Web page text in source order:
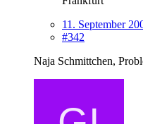
11. September
#342
Naja Schmittchen,